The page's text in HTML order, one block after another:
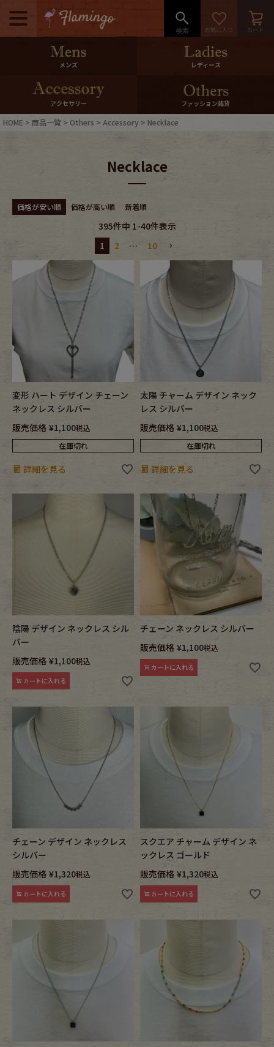
メニュー
500pt＆10％Offクーポンプレゼン
10％0ffクーポンプレゼント
マイページ
ご利用ガイド International Shipping
特集一覧
ブランドから探す スタッフコーディネート
年代から探す 古着卸DOCK
メンズ商品カテゴリーから探す
Tops Outer
Bottoms
レディース商品カテゴリーから探す
Tops Bottoms
Outer One Piece
小物・アクセサリーから探す
Cap
Bag
Belt antique goods
Keyring vintage bicycle
メンズ レディース
アクセサリー ファッション雑貨
HOME 商品一覧 Others Accessory Necklace
Necklace
価格が安い順 価格が高い順 新着順
395件中 1-40件表示
1
2 … 10
変形 ハート デザイン チェーン
ネックレス シルバー
販売価格 ¥1,100税込
在庫切れ
詳細を見る
太陽 チャーム デザイン ネック
レス シルバー
販売価格 ¥1,100税込
在庫切れ
詳細を見る
陰陽 デザイン ネックレス シル
バー
販売価格 ¥1,100税込
カートに入れる
チェーン ネックレス シルバー
販売価格 ¥1,100税込
カートに入れる
チェーン デザイン ネックレス
シルバー
販売価格 ¥1,320税込
カートに入れる
スクエア チャーム デザイン ネ
ックレス ゴールド
販売価格 ¥1,320税込
カートに入れる